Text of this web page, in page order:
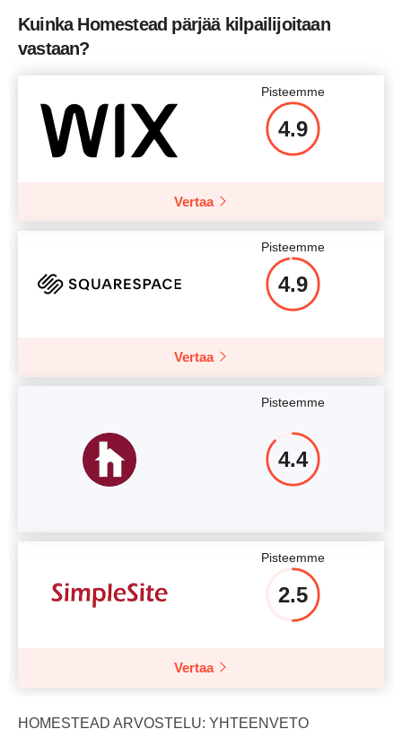
Kuinka Homestead pärjää kilpailijoitaan
vastaan?
Pisteemme
4.9
Vertaa
Pisteemme
4.9
Vertaa
Pisteemme
4.4
Pisteemme
2.5
Vertaa
HOMESTEAD ARVOSTELU: YHTEENVETO